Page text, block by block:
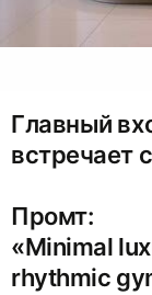
Главный
встречает
Промт:
«Minimal
rhythmic